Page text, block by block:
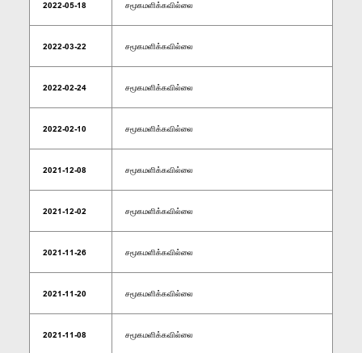
2022-05-18 சமூகமளிக்கவில்லை
2022-03-22 சமூகமளிக்கவில்லை
2022-02-24 சமூகமளிக்கவில்லை
2022-02-10 சமூகமளிக்கவில்லை
2021-12-08 சமூகமளிக்கவில்லை
2021-12-02 சமூகமளிக்கவில்லை
2021-11-26 சமூகமளிக்கவில்லை
2021-11-20 சமூகமளிக்கவில்லை
2021-11-08 சமூகமளிக்கவில்லை